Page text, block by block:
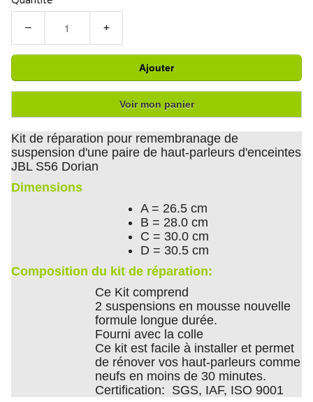
− +
Ajouter
Voir mon panier
Kit de réparation pour remembranage de
suspension d'une paire de haut-parleurs d'enceintes
JBL S56 Dorian
Dimensions
A = 26.5 cm
B = 28.0 cm
C = 30.0 cm
D = 30.5 cm
Composition du kit de réparation:
Ce Kit comprend
2 suspensions en mousse nouvelle
formule longue durée.
Fourni avec la colle
Ce kit est facile à installer et permet
de rénover vos haut-parleurs comme
neufs en moins de 30 minutes.
Certification: SGS, IAF, ISO 9001